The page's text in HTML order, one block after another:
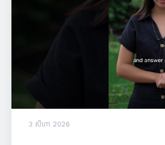
3 សីហា 2026